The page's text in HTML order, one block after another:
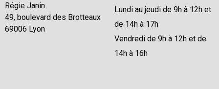
Régie Janin
49, boulevard des Brotteaux
69006 Lyon
Lundi au jeudi de 9h à 12h et
de 14h à 17h
Vendredi de 9h à 12h et de
14h à 16h